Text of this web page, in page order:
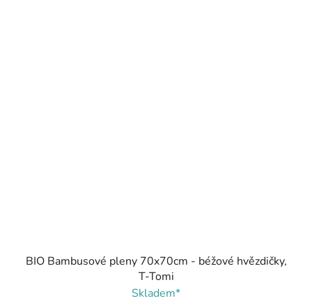
BIO Bambusové pleny 70x70cm - béžové hvězdičky,
T-Tomi
Skladem*